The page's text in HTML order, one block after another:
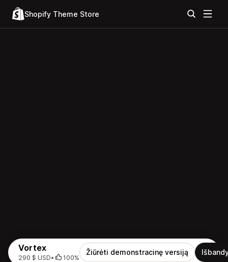
Shopify Theme Store
Vortex
290 $ USD• 100%
Žiūrėti demonstracinę versiją